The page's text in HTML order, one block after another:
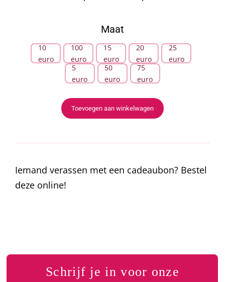
€ 100,00
Maat
10
euro
100
euro
15
euro
20
euro
25
euro
5
euro
50
euro
75
euro
Toevoegen aan winkelwagen
Iemand verassen met een cadeaubon? Bestel
deze online!
Schrijf je in voor onze